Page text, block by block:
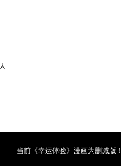
当前《幸运体验》漫画为删减版！